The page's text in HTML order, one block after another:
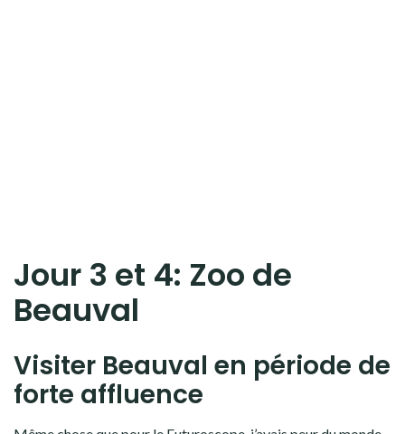
Jour 3 et 4: Zoo de
Beauval
Visiter Beauval en période de
forte affluence